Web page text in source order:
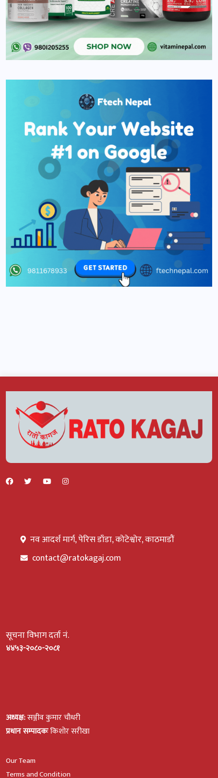
नव आदर्श मार्ग, पेरिस डाँडा, कोटेश्वोर, काठमाडौं
contact@ratokagaj.com
सूचना विभाग दर्ता नं.
४४५३-२०८०-२०८१
अध्यक्ष:सञ्जीव कुमार चौधरी
प्रधान सम्पादकःकिशोर सरीखा
Our Team
Terms and Condition